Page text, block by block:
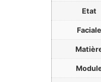
Etat
Faciale